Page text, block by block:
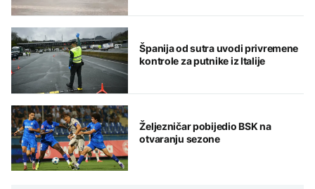
Španija od sutra uvodi privremene
kontrole za putnike iz Italije
Željezničar pobijedio BSK na
otvaranju sezone